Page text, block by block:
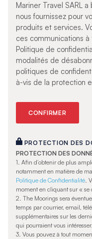
Mariner Travel SARL
nous fournissez pour
produits et services.
ces communications
Politique de
modalités de
politiques de
à-vis de la protection
PROTECTION DES
PROTECTION DES
1. Afin d’obtenir de plus
notamment en matière de
Politique de Confidentialité.
moment en cliquant sur « se
2. The Moorings sera
temps par courrier, email,
supplémentaires sur les
qui pourraient vous intéresser.
3. Vous pouvez à tout